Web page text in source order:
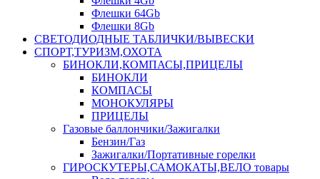
Флешки 64Gb
Флешки 8Gb
СВЕТОДИОДНЫЕ ТАБЛИЧКИ/ВЫВЕСКИ
СПОРТ,ТУРИЗМ,ОХОТА
БИНОКЛИ,КОМПАСЫ,ПРИЦЕЛЫ
БИНОКЛИ
КОМПАСЫ
МОНОКУЛЯРЫ
ПРИЦЕЛЫ
Газовые баллончики/Зажигалки
Бензин/Газ
Зажигалки/Портативные горелки
ГИРОСКУТЕРЫ,САМОКАТЫ,ВЕЛО товары